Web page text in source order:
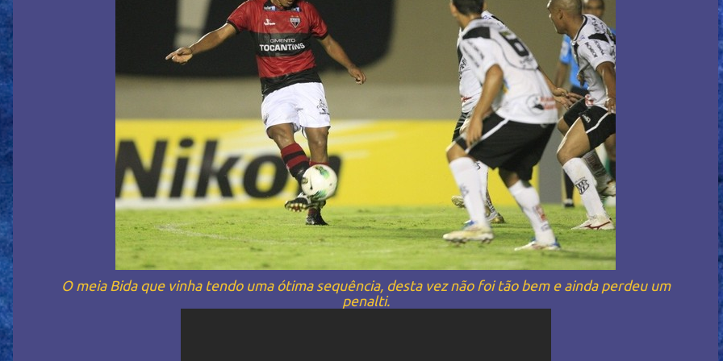
O meia Bida que vinha tendo uma ótima sequência, desta vez não foi tão bem e ainda perdeu um
penalti.